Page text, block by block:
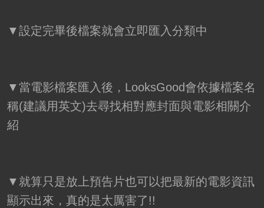
▼設定完畢後檔案就會立即匯入分類中
▼當電影檔案匯入後，LooksGood會依據檔案名
稱(建議用英文)去尋找相對應封面與電影相關介
紹
▼就算只是放上預告片也可以把最新的電影資訊
顯示出來，真的是太厲害了!!